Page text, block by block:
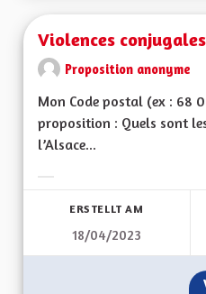
Violences conjugales
Proposition anonyme
Mon Code postal (ex : 68
proposition : Quels sont
l’Alsace...
ERSTELLT AM
18/04/2023